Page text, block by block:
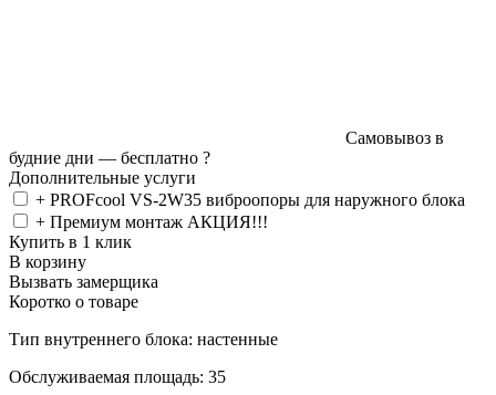
Самовывоз в
будние дни — бесплатно ?
Дополнительные услуги
+ PROFcool VS-2W35 виброопоры для наружного блока
+ Премиум монтаж АКЦИЯ!!!
Купить в 1 клик
В корзину
Вызвать замерщика
Коротко о товаре
Тип внутреннего блока: настенные
Обслуживаемая площадь: 35